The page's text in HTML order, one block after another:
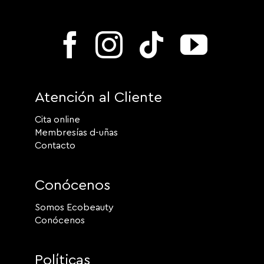
Atención al Cliente
Cita online
Membresías d-uñas
Contacto
Conócenos
Somos Ecobeauty
Conócenos
Políticas